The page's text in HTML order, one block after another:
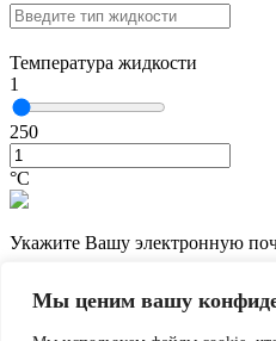
Мы ценим вашу
Температура жидкости
1
250
°С
Укажите Вашу электронную